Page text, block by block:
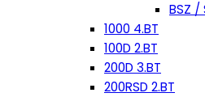
BSZ
1000 4.BT
100D 2.BT
200D 3.BT
200RSD 2.BT